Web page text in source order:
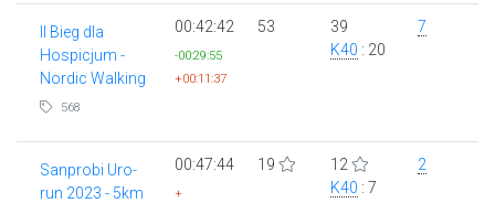
II Bieg dla
Hospicjum -
Nordic Walking
568
00:42:42
-00:29:55
+00:11:37
53
39
K40 : 20
7
Sanprobi Uro-
run 2023 - 5km
00:47:44
+
19
12
K40 : 7
2